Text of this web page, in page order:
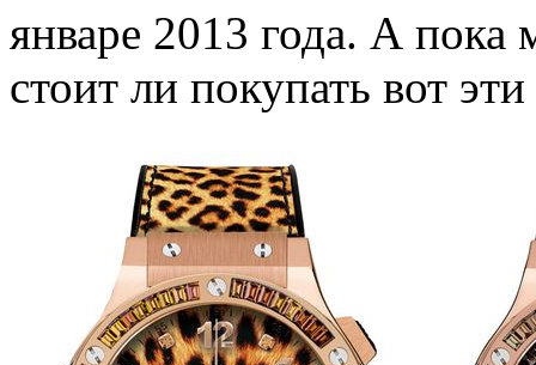
январе 2013 года. А
стоит ли покупать вот